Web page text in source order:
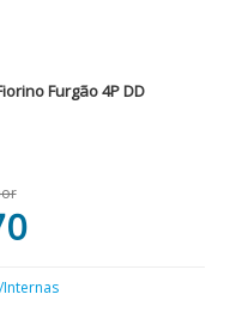
Furgão 4P DD
Internas